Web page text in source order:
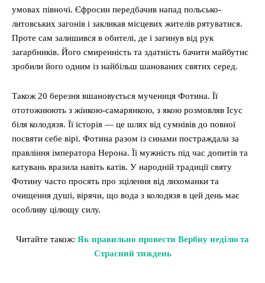
умовах півночі. Єфросин передбачив напад польсько-
литовських загонів і закликав місцевих жителів рятуватися.
Проте сам залишився в обителі, де і загинув від рук
загарбників. Його смиренність та здатність бачити майбутнє
зробили його одним із найбільш шанованих святих серед.
Також 20 березня вшановується мучениця Фотина. Її
ототожнюють з жінкою-самарянкою, з якою розмовляв Ісус
біля колодязя. Її історія — це шлях від сумнівів до повної
посвяти себе вірі. Фотина разом із синами постраждала за
правління імператора Нерона. Її мужність під час допитів та
катувань вразила навіть катів. У народній традиції святу
Фотину часто просять про зцілення від лихоманки та
очищення душі, вірячи, що вода з колодязя в цей день має
особливу цілющу силу.
Читайте також: Як правильно провести Вербну неділю та
Страсний тиждень